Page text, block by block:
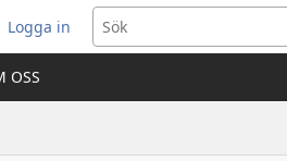
Logga in
(öppnar
nytt
fönster)
OSS